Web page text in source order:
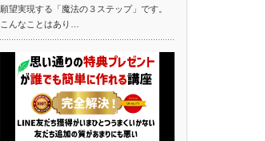
願望実現する「魔法の３ステップ」です。
こんなことはあり…